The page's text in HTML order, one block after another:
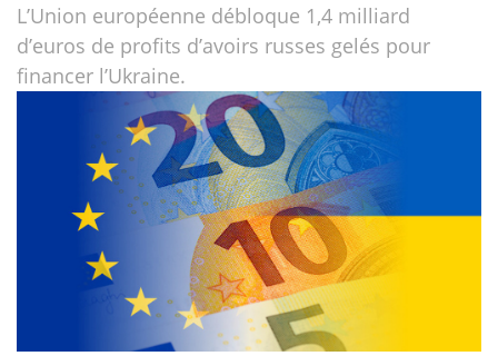
L’Union européenne débloque 1,4 milliard
d’euros de profits d’avoirs russes gelés pour
financer l’Ukraine.